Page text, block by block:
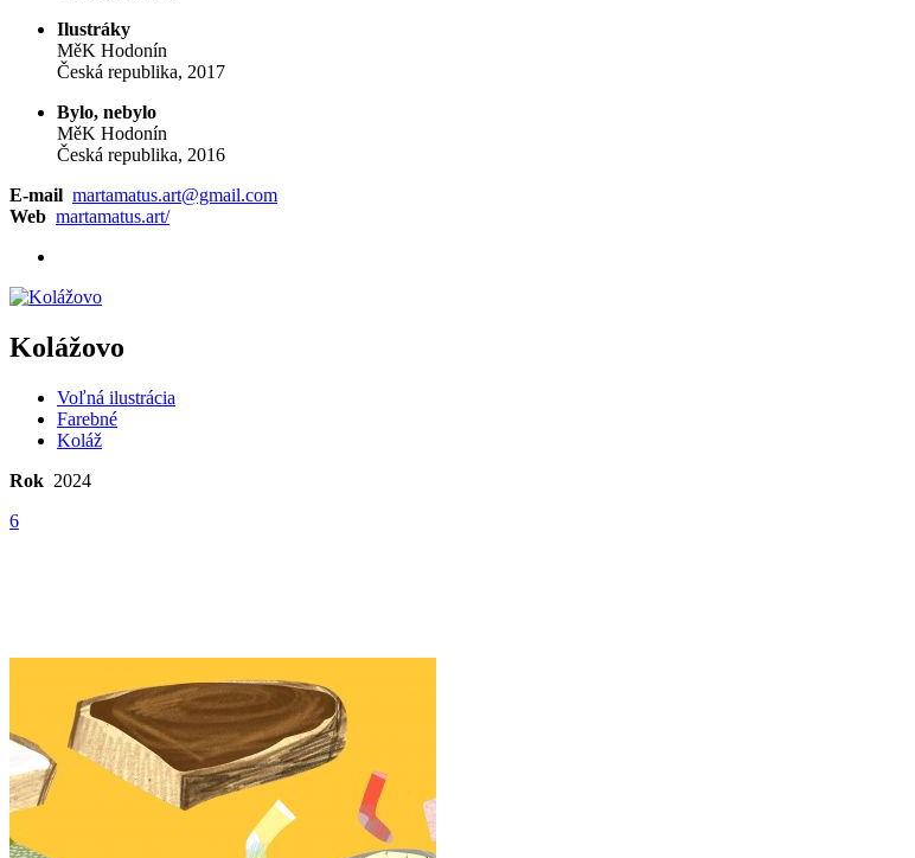
Ilustráky
MěK Hodonín
Česká republika, 2017
Bylo, nebylo
MěK Hodonín
Česká republika, 2016
E-mail martamatus.art@gmail.com
Web martamatus.art/
Kolážovo
Voľná ilustrácia
Farebné
Koláž
Rok 2024
6